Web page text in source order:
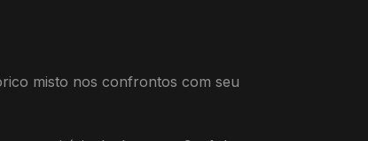
misto nos confrontos com seu